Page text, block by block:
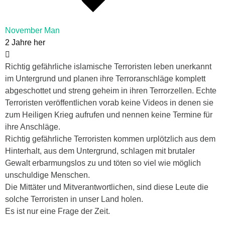
November Man
2 Jahre her
Richtig gefährliche islamische Terroristen leben unerkannt
im Untergrund und planen ihre Terroranschläge komplett
abgeschottet und streng geheim in ihren Terrorzellen. Echte
Terroristen veröffentlichen vorab keine Videos in denen sie
zum Heiligen Krieg aufrufen und nennen keine Termine für
ihre Anschläge.
Richtig gefährliche Terroristen kommen urplötzlich aus dem
Hinterhalt, aus dem Untergrund, schlagen mit brutaler
Gewalt erbarmungslos zu und töten so viel wie möglich
unschuldige Menschen.
Die Mittäter und Mitverantwortlichen, sind diese Leute die
solche Terroristen in unser Land holen.
Es ist nur eine Frage der Zeit.